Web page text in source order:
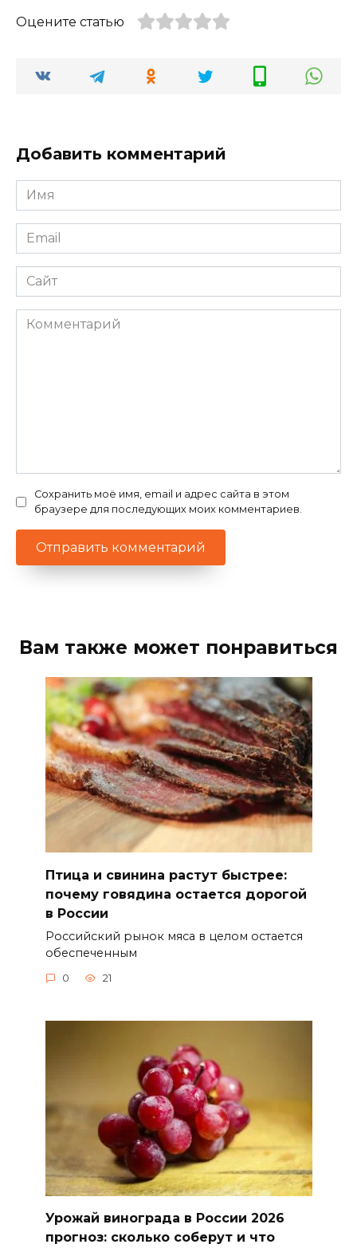
Оцените статью
Добавить комментарий
Имя
*
Email
*
Сайт
Комментарий
Сохранить моё имя, email и адрес сайта в этом
браузере для последующих моих комментариев.
Вам также может понравиться
Птица и свинина растут быстрее:
почему говядина остается дорогой
в России
Российский рынок мяса в целом остается
обеспеченным
0 21
Урожай винограда в России 2026
прогноз: сколько соберут и что